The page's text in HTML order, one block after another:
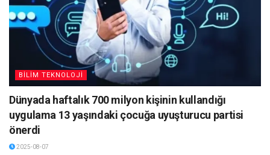
BİLİM TEKNOLOJİ
Dünyada haftalık 700 milyon kişinin kullandığı
uygulama 13 yaşındaki çocuğa uyuşturucu partisi
önerdi
2025-08-07